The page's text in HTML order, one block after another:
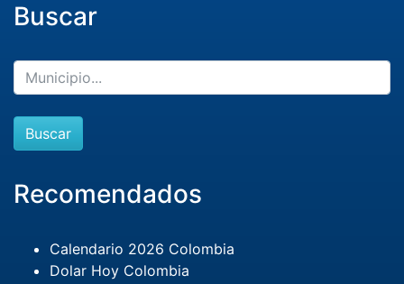
Buscar
Buscar
Recomendados
Calendario 2026 Colombia
Dolar Hoy Colombia